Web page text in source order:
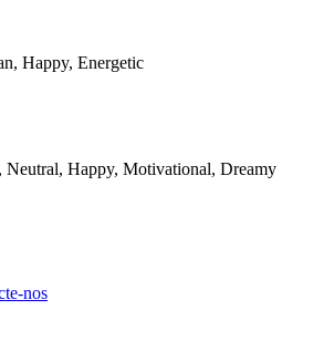
Happy, Energetic
Neutral, Happy, Motivational, Dreamy
nos